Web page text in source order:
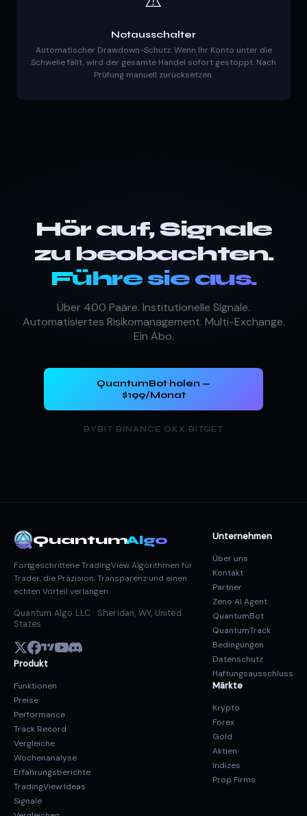
Notausschalter
Automatischer Drawdown-Schutz. Wenn Ihr Konto unter die
Schwelle fällt, wird der gesamte Handel sofort gestoppt. Nach
Prüfung manuell zurücksetzen.
Hör auf, Signale
zu beobachten.
Führe sie aus.
Über 400 Paare. Institutionelle Signale.
Automatisiertes Risikomanagement. Multi-Exchange.
Ein Abo.
QuantumBot holen —
$199/Monat
BYBIT· BINANCE· OKX · BITGET
QuantumAlgo
Fortgeschrittene TradingView Algorithmen für
Trader, die Präzision, Transparenz und einen
echten Vorteil verlangen.
Quantum Algo LLC · Sheridan, WY, United
States
Produkt
Funktionen
Preise
Performance
Track Record
Vergleiche
Wochenanalyse
Erfahrungsberichte
TradingView Ideas
Signale
Unternehmen
Über uns
Kontakt
Partner
Zeno AI Agent
QuantumBot
QuantumTrack
Bedingungen
Datenschutz
Haftungsausschluss
Märkte
Krypto
Forex
Gold
Aktien
Indizes
Prop Firms